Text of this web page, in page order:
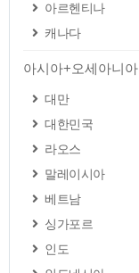
아르헨티나
캐나다
아시아+오세아니아
대만
대한민국
라오스
말레이시아
베트남
싱가포르
인도